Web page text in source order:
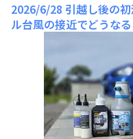
2026/6/28 引越し後の初
ル台風の接近でどうな
とに北陸は全くそんな
天でした(*^^*)ｱﾘｶﾞﾀﾔ~
で、ココで初洗車を行
ージに収納してまーす
(￣▽￣;)ｱﾊ